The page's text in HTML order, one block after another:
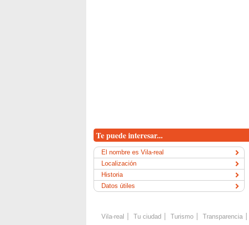
Te puede interesar...
El nombre es Vila-real
Localización
Historia
Datos útiles
Vila-real Tu ciudad Turismo Transparencia